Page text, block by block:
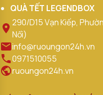
QUÀ TẾT LEGENDBOX
290/D15 Vạn Kiếp,
Nổi)
info@ruoungon24h.vn
0971510055
ruoungon24h.vn